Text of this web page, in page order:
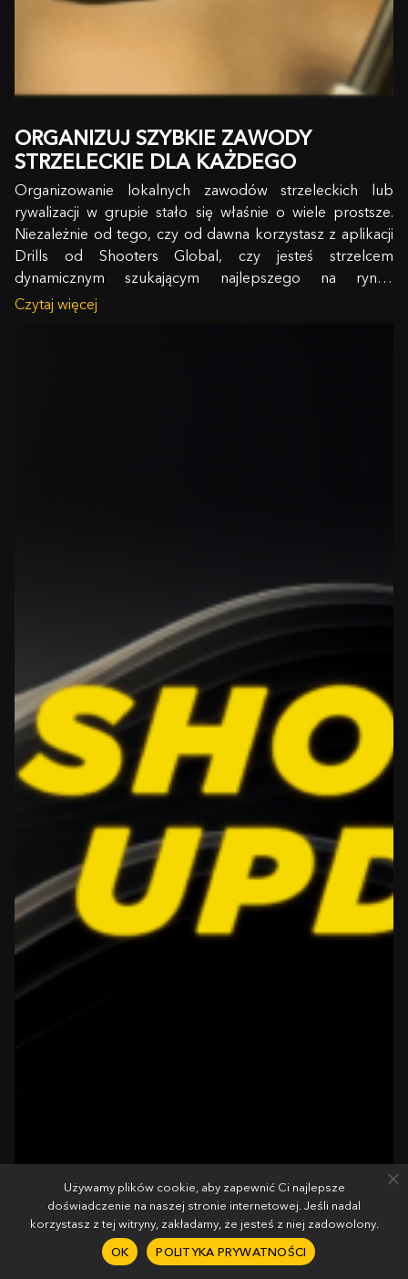
ORGANIZUJ SZYBKIE ZAWODY
STRZELECKIE DLA KAŻDEGO
Organizowanie lokalnych zawodów strzeleckich lub
rywalizacji w grupie stało się właśnie o wiele prostsze.
Niezależnie od tego, czy od dawna korzystasz z aplikacji
Drills od Shooters Global, czy jesteś strzelcem
dynamicznym szukającym najlepszego na rynku
oprogramowania do treningu strzeleckiego i śledzenia
Czytaj więcej
Używamy plików cookie, aby zapewnić Ci najlepsze
doświadczenie na naszej stronie internetowej. Jeśli nadal
korzystasz z tej witryny, zakładamy, że jesteś z niej zadowolony.
OK
POLITYKA PRYWATNOŚCI